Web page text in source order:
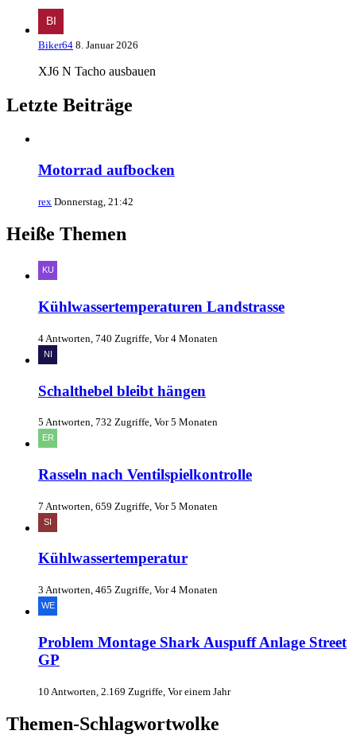
Biker64 8. Januar 2026
XJ6 N Tacho ausbauen
Letzte Beiträge
Motorrad aufbocken
rex Donnerstag, 21:42
Heiße Themen
Kühlwassertemperaturen Landstrasse
4 Antworten, 740 Zugriffe, Vor 4 Monaten
Schalthebel bleibt hängen
5 Antworten, 732 Zugriffe, Vor 5 Monaten
Rasseln nach Ventilspielkontrolle
7 Antworten, 659 Zugriffe, Vor 5 Monaten
Kühlwassertemperatur
3 Antworten, 465 Zugriffe, Vor 4 Monaten
Problem Montage Shark Auspuff Anlage Street
GP
10 Antworten, 2.169 Zugriffe, Vor einem Jahr
Themen-Schlagwortwolke